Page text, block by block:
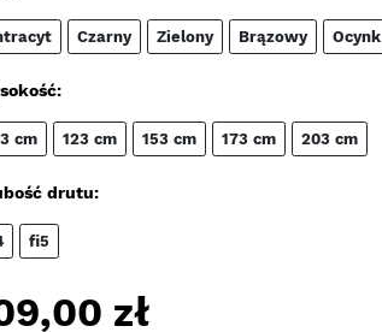
Czarny Zielony Brązowy Ocynk
cm 123 cm 153 cm 173 cm 203 cm
drutu:
fi5
zł